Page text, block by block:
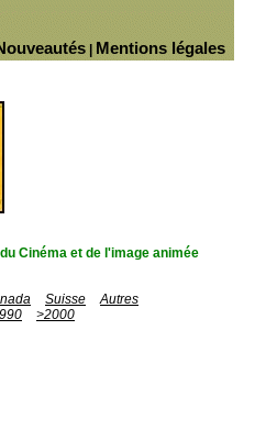
Mentions légales
Cinéma et de l'image animée
Suisse
Autres
>2000